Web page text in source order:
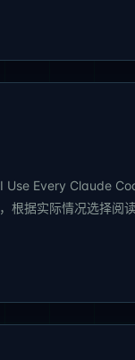
Use Every Claude
据实际情况选择阅